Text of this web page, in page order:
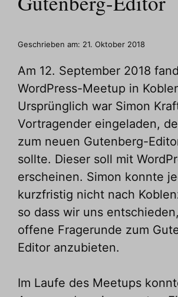
Geschrieben am: 21. Oktober 2018
Am 12. September 2018
WordPress-Meetup in
Ursprünglich war Simon
Vortragender eingeladen,
zum neuen Gutenberg-
sollte. Dieser soll mit
erscheinen. Simon konnte
kurzfristig nicht nach
so dass wir uns
offene Fragerunde zum
Editor anzubieten.
Im Laufe des Meetups